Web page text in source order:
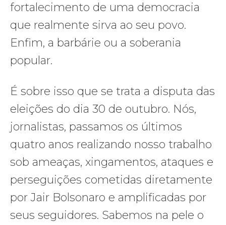
fortalecimento de uma democracia
que realmente sirva ao seu povo.
Enfim, a barbárie ou a soberania
popular.
É sobre isso que se trata a disputa das
eleições do dia 30 de outubro. Nós,
jornalistas, passamos os últimos
quatro anos realizando nosso trabalho
sob ameaças, xingamentos, ataques e
perseguições cometidas diretamente
por Jair Bolsonaro e amplificadas por
seus seguidores. Sabemos na pele o